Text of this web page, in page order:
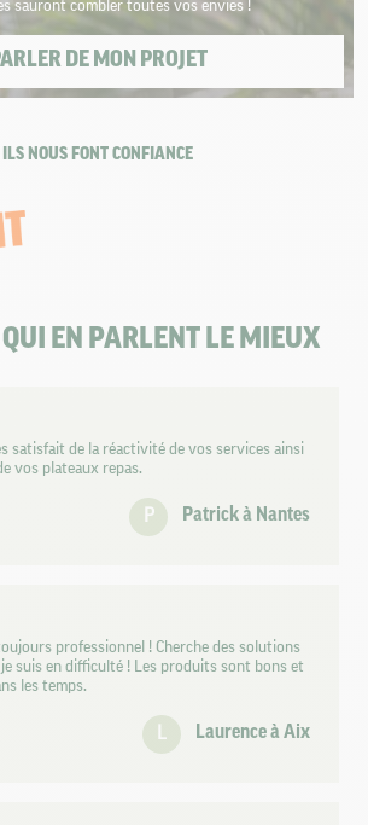
sauront combler toutes vos envies !
DE MON PROJET
ILS NOUS FONT CONFIANCE
QUI EN PARLENT LE MIEUX
satisfait de la réactivité de vos services ainsi
vos plateaux repas.
P Patrick à Nantes
professionnel ! Cherche des solutions
suis en difficulté ! Les produits sont bons et
les temps.
L Laurence à Aix